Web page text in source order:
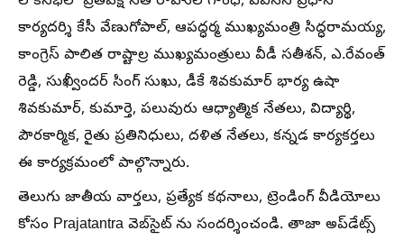
కార్యదర్శి కేసీ వేణుగోపాల్‌, ఆపద్ధర్మ ముఖ్యమంత్రి సిద్ధరామయ్య,
కాంగ్రెస్‌ పాలిత రాష్టాల్ర ముఖ్యమంత్రులు వీడీ సతీశన్‌, ఎ.రేవంత్‌
రెడ్డి, సుఖ్వీందర్‌ సింగ్‌ సుఖు, డీకే శివకుమార్‌ భార్య ఉషా
శివకుమార్‌, కుమార్తె, పలువురు ఆధ్యాత్మిక నేతలు, విద్యార్థి,
పౌరకార్మిక, రైతు ప్రతినిధులు, దళిత నేతలు, కన్నడ కార్యకర్తలు
ఈ కార్యక్రమంలో పాల్గొన్నారు.
తెలుగు జాతీయ వార్తలు, ప్రత్యేక కథనాలు, ట్రెండింగ్ వీడియోలు
కోసం Prajatantra వెబ్‌సైట్ ను సందర్శించండి. తాజా అప్‌డేట్స్